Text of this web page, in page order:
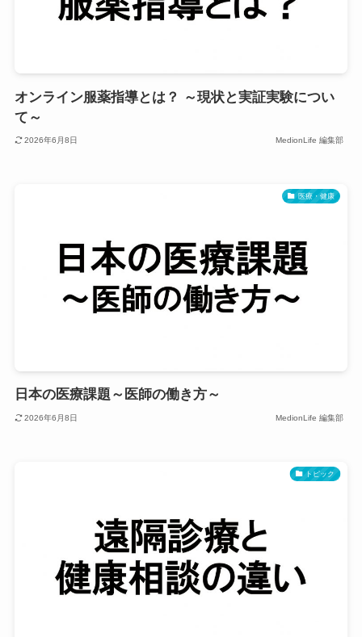
オンライン服薬指導とは？ ～現状と実証実験につい
て～
2026年6月8日 MedionLife 編集部
医療・健康
日本の医療課題～医師の働き方～
2026年6月8日 MedionLife 編集部
トピック